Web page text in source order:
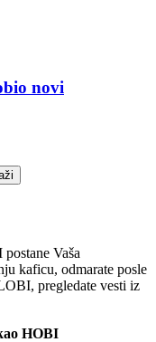
novi
Vaša
kaficu, odmarate posle
pregledate vesti iz
HOBI